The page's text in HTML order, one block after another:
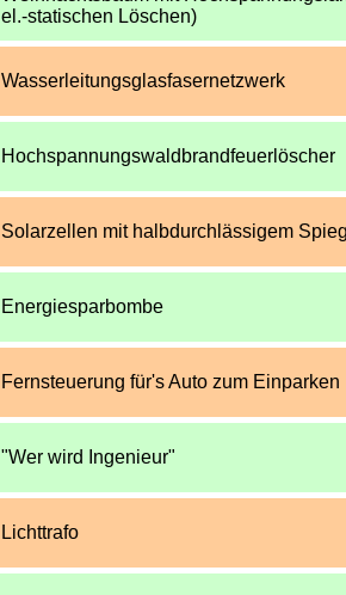
el.-statischen Löschen)
Wasserleitungsglasfasernetzwerk
Hochspannungswaldbrandfeuerlöscher
Solarzellen mit halbdurchlässigem
Energiesparbombe
Fernsteuerung für's Auto zum Einparken
"Wer wird Ingenieur"
Lichttrafo